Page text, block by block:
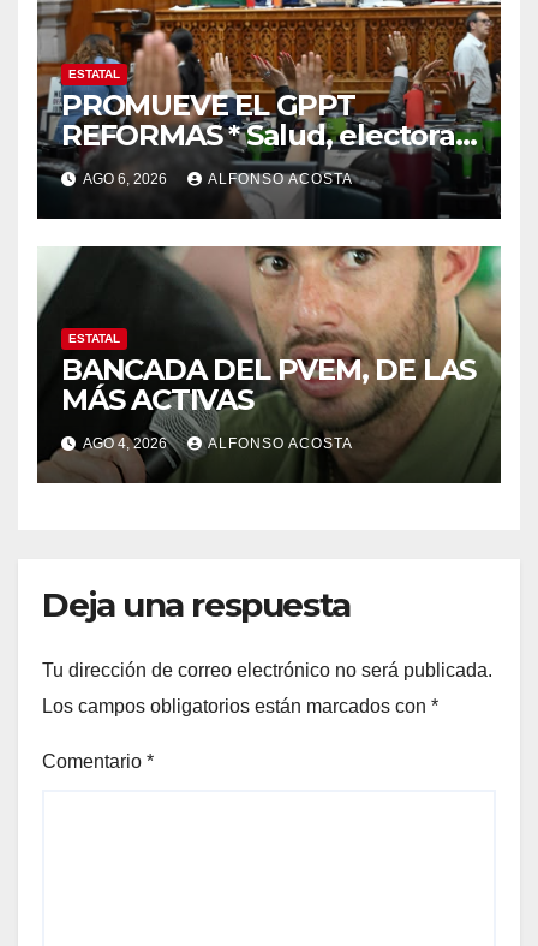
ESTATAL
PROMUEVE EL GPPT
REFORMAS * Salud, electoral
y justicia, de las principales
AGO 6, 2026 ALFONSO ACOSTA
ESTATAL
BANCADA DEL PVEM, DE LAS
MÁS ACTIVAS
AGO 4, 2026 ALFONSO ACOSTA
Deja una respuesta
Tu dirección de correo electrónico no será publicada.
Los campos obligatorios están marcados con *
Comentario *